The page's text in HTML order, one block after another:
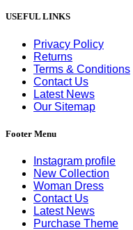
USEFUL LINKS
Privacy Policy
Returns
Terms & Conditions
Contact Us
Latest News
Our Sitemap
Footer Menu
Instagram profile
New Collection
Woman Dress
Contact Us
Latest News
Purchase Theme